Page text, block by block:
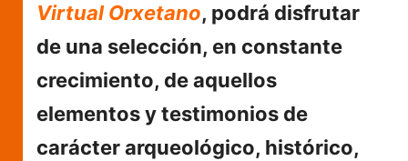
Virtual Orxetano, podrá disfrutar
de una selección, en constante
crecimiento, de aquellos
elementos y testimonios de
carácter arqueológico, histórico,